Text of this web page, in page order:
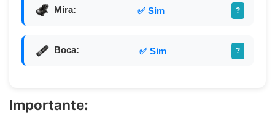
Mira: ✅ Sim ?
Boca: ✅ Sim ?
Importante: